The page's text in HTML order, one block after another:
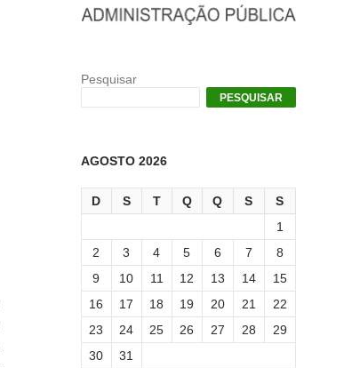
Pesquisar
PESQUISAR
AGOSTO 2026
D S T Q Q S
S
1
2
3 4 5 6 7
8
9
10 11 12 13 14
15
16
17 18 19 20 21
22
23
24 25 26 27 28
29
30
31